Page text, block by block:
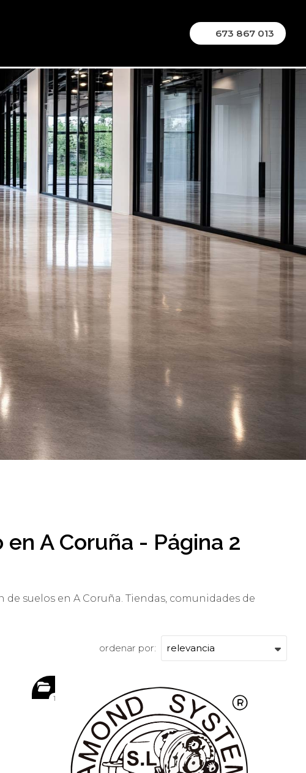
673 867 013
A Coruña - Página 2
suelos en A Coruña. Tiendas, comunidades de
ordenar por:
1